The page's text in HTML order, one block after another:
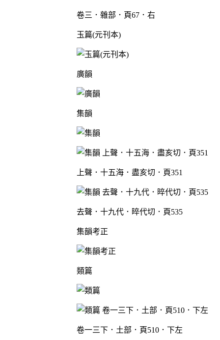
卷三．雜部．頁67．右
玉篇(元刊本)
廣韻
集韻
上聲．十五海．盡亥切．頁351
去聲．十九代．晬代切．頁535
集韻考正
類篇
卷一三下．土部．頁510．下左